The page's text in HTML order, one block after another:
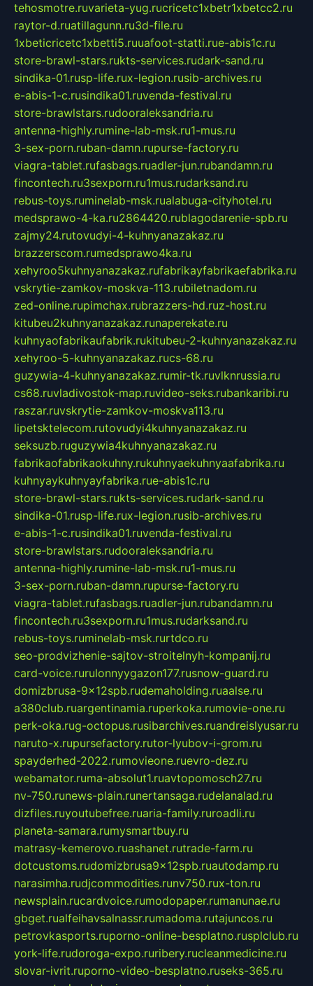
tehosmotre.ruvarieta-yug.rucricetc1xbetr1xbetcc2.ru
raytor-d.ruatillagunn.ru3d-file.ru
1xbeticricetc1xbetti5.ruuafoot-statti.rue-abis1c.ru
store-brawl-stars.rukts-services.rudark-sand.ru
sindika-01.rusp-life.rux-legion.rusib-archives.ru
e-abis-1-c.rusindika01.ruvenda-festival.ru
store-brawlstars.rudooraleksandria.ru
antenna-highly.rumine-lab-msk.ru1-mus.ru
3-sex-porn.ruban-damn.rupurse-factory.ru
viagra-tablet.rufasbags.ruadler-jun.rubandamn.ru
fincontech.ru3sexporn.ru1mus.rudarksand.ru
rebus-toys.ruminelab-msk.rualabuga-cityhotel.ru
medsprawo-4-ka.ru2864420.rublagodarenie-spb.ru
zajmy24.rutovudyi-4-kuhnyanazakaz.ru
brazzerscom.rumedsprawo4ka.ru
xehyroo5kuhnyanazakaz.rufabrikayfabrikaefabrika.ru
vskrytie-zamkov-moskva-113.rubiletnadom.ru
zed-online.rupimchax.rubrazzers-hd.ruz-host.ru
kitubeu2kuhnyanazakaz.runaperekate.ru
kuhnyaofabrikaufabrik.rukitubeu-2-kuhnyanazakaz.ru
xehyroo-5-kuhnyanazakaz.rucs-68.ru
guzywia-4-kuhnyanazakaz.rumir-tk.ruvlknrussia.ru
cs68.ruvladivostok-map.ruvideo-seks.rubankaribi.ru
raszar.ruvskrytie-zamkov-moskva113.ru
lipetsktelecom.rutovudyi4kuhnyanazakaz.ru
seksuzb.ruguzywia4kuhnyanazakaz.ru
fabrikaofabrikaokuhny.rukuhnyaekuhnyaafabrika.ru
kuhnyaykuhnyayfabrika.rue-abis1c.ru
store-brawl-stars.rukts-services.rudark-sand.ru
sindika-01.rusp-life.rux-legion.rusib-archives.ru
e-abis-1-c.rusindika01.ruvenda-festival.ru
store-brawlstars.rudooraleksandria.ru
antenna-highly.rumine-lab-msk.ru1-mus.ru
3-sex-porn.ruban-damn.rupurse-factory.ru
viagra-tablet.rufasbags.ruadler-jun.rubandamn.ru
fincontech.ru3sexporn.ru1mus.rudarksand.ru
rebus-toys.ruminelab-msk.rurtdco.ru
seo-prodvizhenie-sajtov-stroitelnyh-kompanij.ru
card-voice.rurulonnyygazon177.rusnow-guard.ru
domizbrusa-9x12spb.rudemaholding.ruaalse.ru
a380club.ruargentinamia.ruperkoka.rumovie-one.ru
perk-oka.rug-octopus.rusibarchives.ruandreislyusar.ru
naruto-x.rupursefactory.rutor-lyubov-i-grom.ru
spayderhed-2022.rumovieone.ruevro-dez.ru
webamator.ruma-absolut1.ruavtopomosch27.ru
nv-750.runews-plain.runertansaga.rudelanalad.ru
dizfiles.ruyoutubefree.ruaria-family.ruroadli.ru
planeta-samara.rumysmartbuy.ru
matrasy-kemerovo.ruashanet.rutrade-farm.ru
dotcustoms.rudomizbrusa9x12spb.ruautodamp.ru
narasimha.rudjcommodities.runv750.rux-ton.ru
newsplain.rucardvoice.rumodopaper.rumanunae.ru
gbget.rualfeihavsalnassr.rumadoma.rutajuncos.ru
petrovkasports.ruporno-online-besplatno.rusplclub.ru
york-life.rudoroga-expo.ruribery.rucleanmedicine.ru
slovar-ivrit.ruporno-video-besplatno.ruseks-365.ru